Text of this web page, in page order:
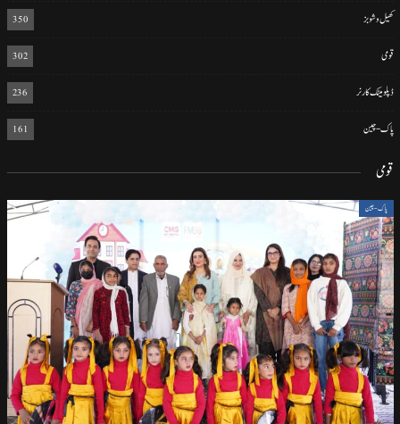
کھیل و شوبز 350
قومی 302
ڈپلومیٹک کارنر 236
پاک-چین 161
قومی
پاک-چین